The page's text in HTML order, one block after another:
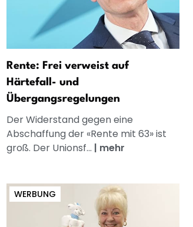
Rente: Frei verweist auf
Härtefall- und
Übergangsregelungen
Der Widerstand gegen eine
Abschaffung der «Rente mit 63» ist
groß. Der Unionsf... | mehr
WERBUNG